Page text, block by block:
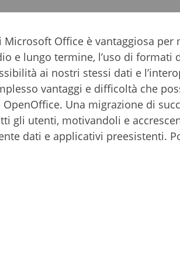
Microsoft Office è vantaggiosa
e lungo termine, l’uso di formati
ai nostri stessi dati e
vantaggi e difficoltà che
Una migrazione di
gli utenti, motivandoli e
dati e applicativi preesistenti.